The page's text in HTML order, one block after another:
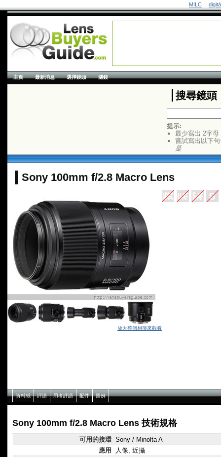
MILC
主頁 最新消息 選擇鏡頭 濾鏡
搜尋鏡頭
提示:
最少寫出 2字母
嘗試寫出以下
是
Sony 100mm f/2.8 Macro Lens
放大整個相簿來觀看
資料紙 評語 用者評語 配件 圖例
Sony 100mm f/2.8 Macro Lens 技術規格
可用的接環 Sony / Minolta A
應用
人像, 近攝